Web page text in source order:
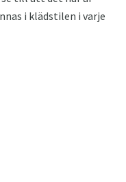
i klädstilen i varje